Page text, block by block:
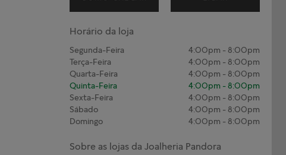
Horário da loja
Segunda-Feira 4:00pm - 8:00pm
Terça-Feira
4:00pm - 8:00pm
Quarta-Feira
4:00pm - 8:00pm
Quinta-Feira
4:00pm -8:00pm
Sexta-Feira
4:00pm - 8:00pm
Sábado
4:00pm - 8:00pm
Domingo
4:00pm - 8:00pm
Sobre as lojas da Joalheria Pandora